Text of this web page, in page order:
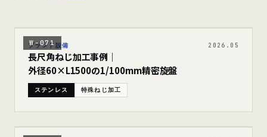
W-071
プラント設備 2026.05
長尺角ねじ加工事例｜
外径60×L1500の1/100mm精密旋盤
ステンレス 特殊ねじ加工